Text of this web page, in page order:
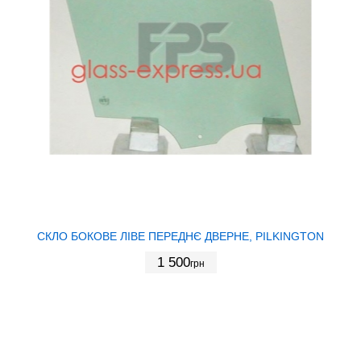
СКЛО БОКОВЕ ЛІВЕ ПЕРЕДНЄ ДВЕРНЕ, PILKINGTON
1 500грн